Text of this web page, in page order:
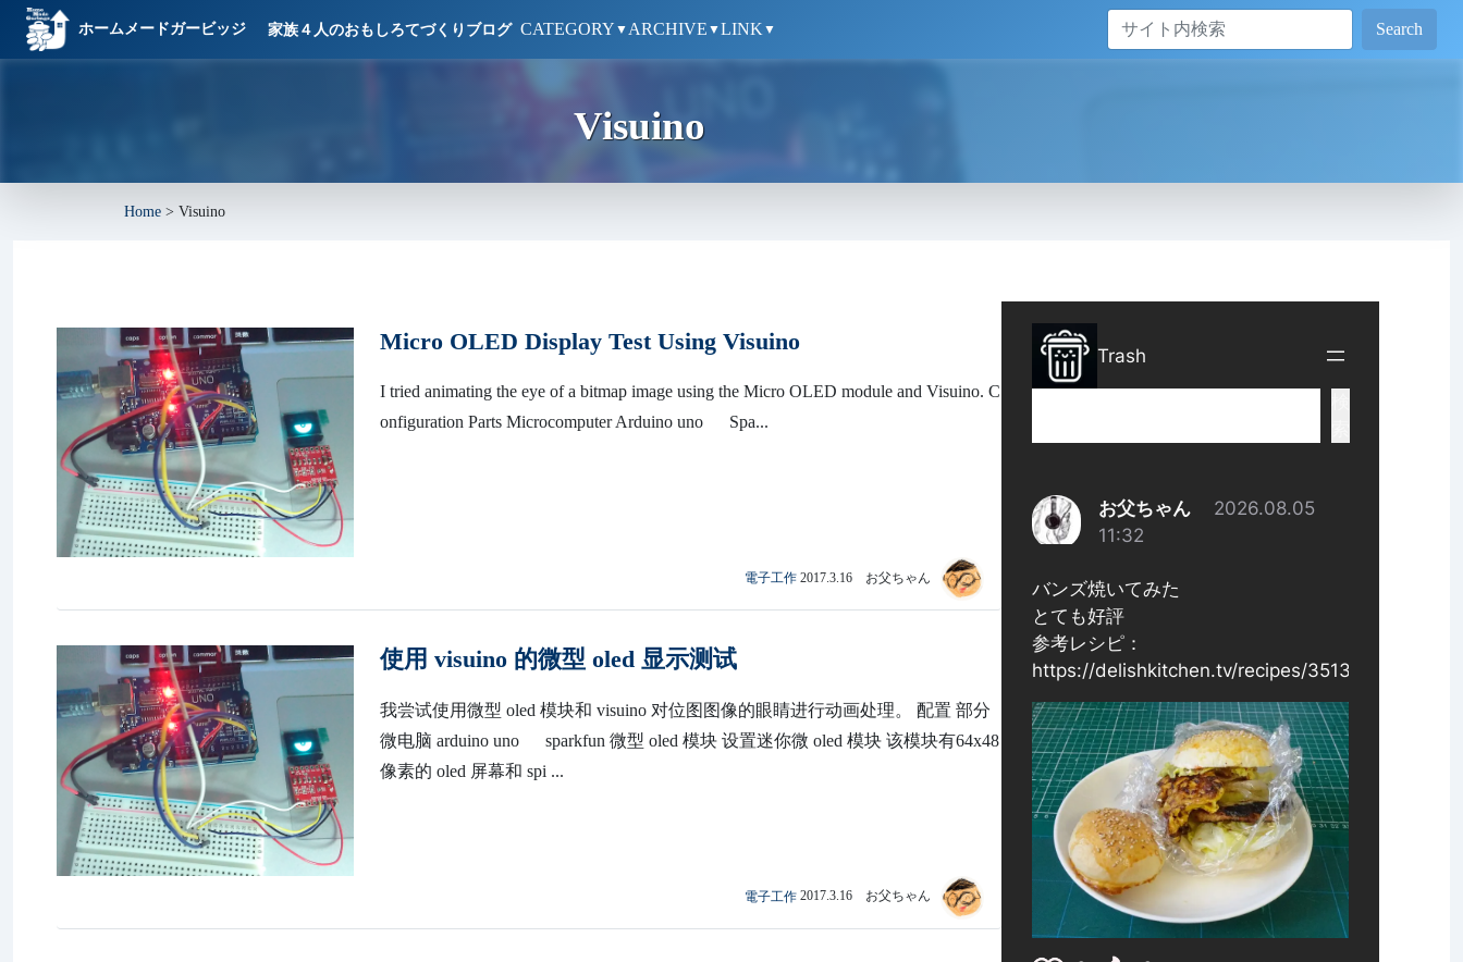
ホームメードガービッジ 家族４人のおもしろてづくりブログ CATEGORY ▼ ARCHIVE ▼LINK ▼ Search
Visuino
Home > Visuino
Micro OLED Display Test Using Visuino
I tried animating the eye of a bitmap image using the Micro OLED module and Visuino. C
onfiguration Parts Microcomputer Arduino uno Spa...
電子工作 2017.3.16 お父ちゃん
使用 visuino 的微型 oled 显示测试
我尝试使用微型 oled 模块和 visuino 对位图图像的眼睛进行动画处理。 配置 部分
微电脑 arduino uno sparkfun 微型 oled 模块 设置迷你微 oled 模块 该模块有64x48
像素的 oled 屏幕和 spi ...
電子工作 2017.3.16 お父ちゃん